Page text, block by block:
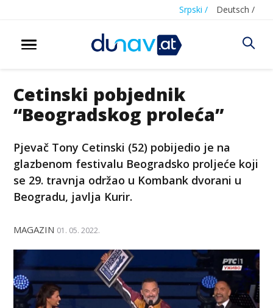
Srpski / Deutsch /
Cetinski pobjednik
“Beogradskog proleća”
Pjevač Tony Cetinski (52) pobijedio je na
glazbenom festivalu Beogradsko proljeće koji
se 29. travnja održao u Kombank dvorani u
Beogradu, javlja Kurir.
MAGAZIN 01. 05. 2022.